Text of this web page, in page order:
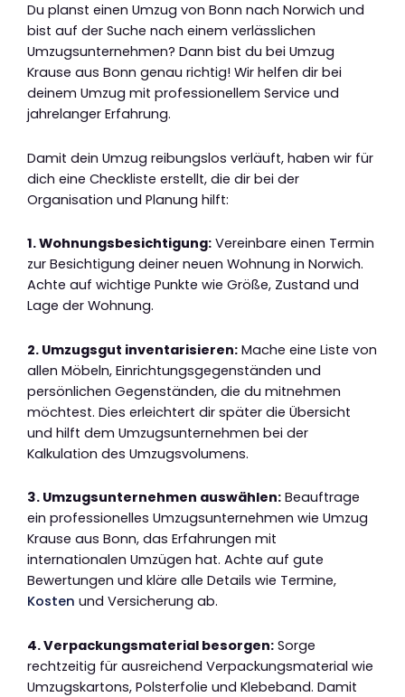
Du planst einen Umzug von Bonn nach Norwich und
bist auf der Suche nach einem verlässlichen
Umzugsunternehmen? Dann bist du bei Umzug
Krause aus Bonn genau richtig! Wir helfen dir bei
deinem Umzug mit professionellem Service und
jahrelanger Erfahrung.
Damit dein Umzug reibungslos verläuft, haben wir für
dich eine Checkliste erstellt, die dir bei der
Organisation und Planung hilft:
1. Wohnungsbesichtigung: Vereinbare einen Termin
zur Besichtigung deiner neuen Wohnung in Norwich.
Achte auf wichtige Punkte wie Größe, Zustand und
Lage der Wohnung.
2. Umzugsgut inventarisieren: Mache eine Liste von
allen Möbeln, Einrichtungsgegenständen und
persönlichen Gegenständen, die du mitnehmen
möchtest. Dies erleichtert dir später die Übersicht
und hilft dem Umzugsunternehmen bei der
Kalkulation des Umzugsvolumens.
3. Umzugsunternehmen auswählen: Beauftrage
ein professionelles Umzugsunternehmen wie Umzug
Krause aus Bonn, das Erfahrungen mit
internationalen Umzügen hat. Achte auf gute
Bewertungen und kläre alle Details wie Termine,
Kosten und Versicherung ab.
4. Verpackungsmaterial besorgen: Sorge
rechtzeitig für ausreichend Verpackungsmaterial wie
Umzugskartons, Polsterfolie und Klebeband. Damit